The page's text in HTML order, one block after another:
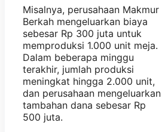
Misalnya, perusahaan Makmur
Berkah mengeluarkan biaya
sebesar Rp 300 juta untuk
memproduksi 1.000 unit meja.
Dalam beberapa minggu
terakhir, jumlah produksi
meningkat hingga 2.000 unit,
dan perusahaan mengeluarkan
tambahan dana sebesar Rp
500 juta.